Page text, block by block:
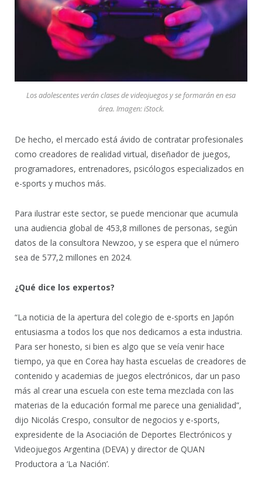
Los adolescentes verán clases de videojuegos y se formarán en esa
área. Imagen: iStock.
De hecho, el mercado está ávido de contratar profesionales
como creadores de realidad virtual, diseñador de juegos,
programadores, entrenadores, psicólogos especializados en
e-sports y muchos más.
Para ilustrar este sector, se puede mencionar que acumula
una audiencia global de 453,8 millones de personas, según
datos de la consultora Newzoo, y se espera que el número
sea de 577,2 millones en 2024.
¿Qué dice los expertos?
“La noticia de la apertura del colegio de e-sports en Japón
entusiasma a todos los que nos dedicamos a esta industria.
Para ser honesto, si bien es algo que se veía venir hace
tiempo, ya que en Corea hay hasta escuelas de creadores de
contenido y academias de juegos electrónicos, dar un paso
más al crear una escuela con este tema mezclada con las
materias de la educación formal me parece una genialidad”,
dijo Nicolás Crespo, consultor de negocios y e-sports,
expresidente de la Asociación de Deportes Electrónicos y
Videojuegos Argentina (DEVA) y director de QUAN
Productora a ‘La Nación’.